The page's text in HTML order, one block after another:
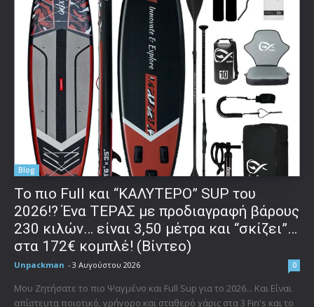
Blog
To πιο Full και “ΚΑΛΥΤΕΡΟ” SUP του
2026!? Ένα ΤΕΡΑΣ με προδιαγραφή βάρους
230 κιλών… είναι 3,50 μέτρα και “σκίζει”…
στα 172€ κομπλέ! (Βίντεο)
Unpackman - 3 Αυγούστου 2026 0
Μου Ζητήσατε το πιο Ψαγμένο και Full Sup για το 2026... Και Είναι
απίστευτα ποιοτικό, γρήγορο και σταθερό χάρις στα 3 Fin's και το